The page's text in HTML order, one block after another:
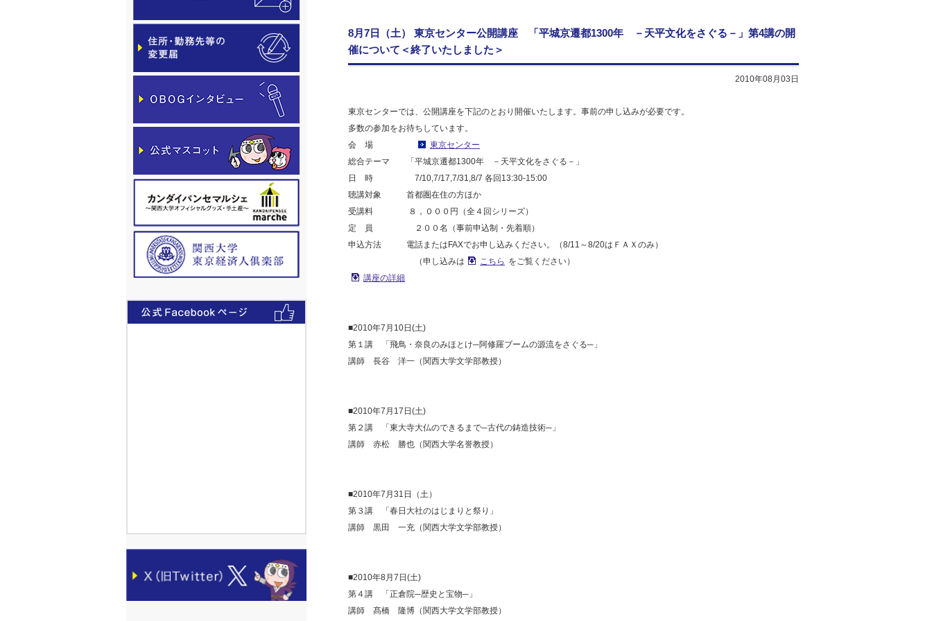
8月7日（土） 東京センター公開講座 「平城京遷都1300年 －天平文化をさぐる－」第4講の開
催について＜終了いたしました＞
2010年08月03日
東京センターでは、公開講座を下記のとおり開催いたします。事前の申し込みが必要です。
多数の参加をお待ちしています。
会 場
東京センター
総合テーマ 「平城京遷都1300年 －天平文化をさぐる－」
日 時 7/10,7/17,7/31,8/7 各回13:30-15:00
聴講対象 首都圏在住の方ほか
受講料 ８，０００円（全４回シリーズ）
定 員 ２００名（事前申込制・先着順）
申込方法 電話またはFAXでお申し込みください。（8/11～8/20はＦＡＸのみ）
（申し込みは
こちら をご覧ください）
講座の詳細
■2010年7月10日(土)
第１講 「飛鳥・奈良のみほとけ─阿修羅ブームの源流をさぐる─」
講師 長谷 洋一（関西大学文学部教授）
■2010年7月17日(土)
第２講 「東大寺大仏のできるまで─古代の鋳造技術─」
講師 赤松 勝也（関西大学名誉教授）
■2010年7月31日（土）
第３講 「春日大社のはじまりと祭り」
講師 黒田 一充（関西大学文学部教授）
■2010年8月7日(土)
第４講 「正倉院─歴史と宝物─」
講師 髙橋 隆博（関西大学文学部教授）